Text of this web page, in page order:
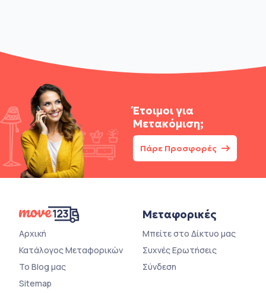
Έτοιμοι για
Μετακόμιση;
Πάρε Προσφορές
Αρχική
Κατάλογος Μεταφορικών
Το Blog μας
Sitemap
Μεταφορικές
Μπείτε στο Δίκτυο μας
Συχνές Ερωτήσεις
Σύνδεση